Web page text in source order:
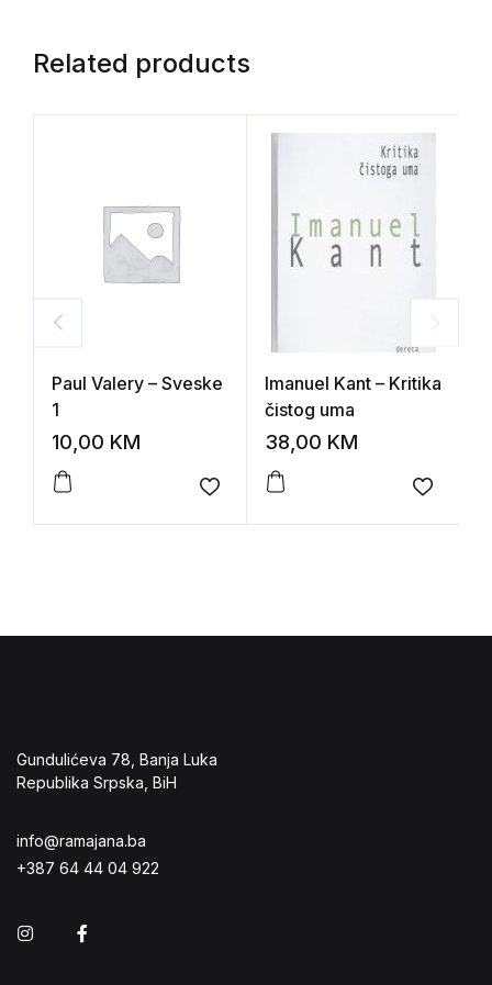
Related products
Paul Valery – Sveske
1
10,00 KM
Add to wishlist
Imanuel Kant – Kritika
čistog uma
38,00 KM
Add to
Gundulićeva 78, Banja Luka
Republika Srpska, BiH
info@ramajana.ba
+387 64 44 04 922
Instagram